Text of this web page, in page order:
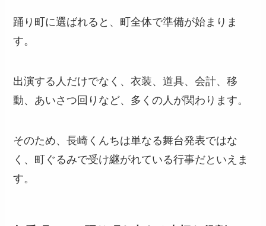
踊り町に選ばれると、町全体で準備が始まりま
す。
出演する人だけでなく、衣装、道具、会計、移
動、あいさつ回りなど、多くの人が関わります。
そのため、長崎くんちは単なる舞台発表ではな
く、町ぐるみで受け継がれている行事だといえま
す。